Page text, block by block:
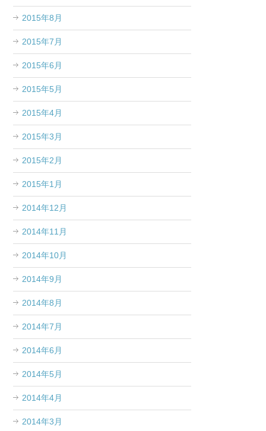
2015年8月
2015年7月
2015年6月
2015年5月
2015年4月
2015年3月
2015年2月
2015年1月
2014年12月
2014年11月
2014年10月
2014年9月
2014年8月
2014年7月
2014年6月
2014年5月
2014年4月
2014年3月